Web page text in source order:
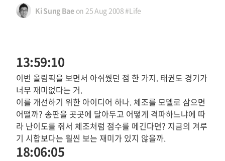
Ki Sung Baeon 25 Aug 2008#Life
13:59:10
이번 올림픽을 보면서 아쉬웠던 점 한 가지. 태권도 경기가
너무 재미없다는 거.
이를 개선하기 위한 아이디어 하나. 체조를 모델로 삼으면
어떨까? 송판을 곳곳에 달아두고 어떻게 격파하느냐에 따
라 난이도를 줘서 체조처럼 점수를 메긴다면? 지금의 겨루
기 시합보다는 훨씬 보는 재미가 있지 않을까.
18:06:05